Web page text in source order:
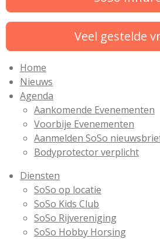
Veel gestelde
Home
Nieuws
Agenda
Aankomende Evenementen
Voorbije Evenementen
Aanmelden SoSo
Bodyprotector verplicht
Diensten
SoSo op locatie
SoSo Kids Club
SoSo Rijvereniging
SoSo Hobby Horsing